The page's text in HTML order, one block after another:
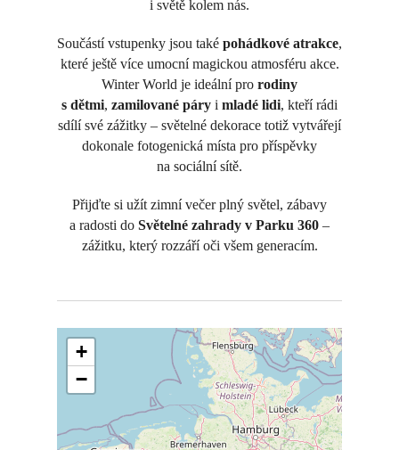
i světě kolem nás.
Součástí vstupenky jsou také pohádkové atrakce,
které ještě více umocní magickou atmosféru akce.
Winter World je ideální pro rodiny
s dětmi, zamilované páry i mladé lidi, kteří rádi
sdílí své zážitky – světelné dekorace totiž vytvářejí
dokonale fotogenická místa pro příspěvky
na sociální sítě.
Přijďte si užít zimní večer plný světel, zábavy
a radosti do Světelné zahrady v Parku 360 –
zážitku, který rozzáří oči všem generacím.